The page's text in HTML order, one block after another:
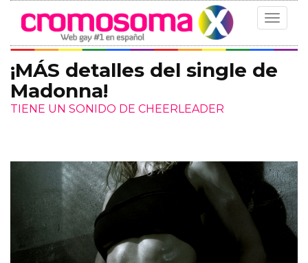
Toggle
¡MÁS detalles del single de
Madonna!
TIENE UN SONIDO DE CHEERLEADER